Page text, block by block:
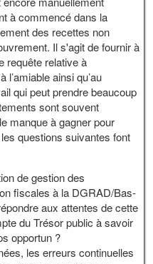
à commencé dans la
des recettes non
Il s'agit de fournir à
requête relative à
l’amiable ainsi qu’au
qui peut prendre beaucoup
sont souvent
manque à gagner pour
questions suivantes font
de gestion des
fiscales à la DGRAD/Bas-
aux attentes de cette
du Trésor public à savoir
opportun ?
les erreurs continuelles